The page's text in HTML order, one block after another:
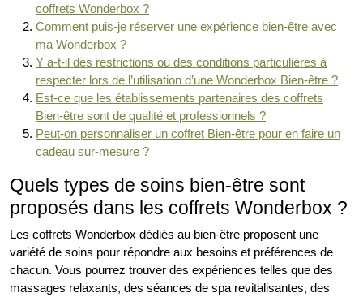
coffrets Wonderbox ?
Comment puis-je réserver une expérience bien-être avec
ma Wonderbox ?
Y a-t-il des restrictions ou des conditions particulières à
respecter lors de l’utilisation d’une Wonderbox Bien-être ?
Est-ce que les établissements partenaires des coffrets
Bien-être sont de qualité et professionnels ?
Peut-on personnaliser un coffret Bien-être pour en faire un
cadeau sur-mesure ?
Quels types de soins bien-être sont
proposés dans les coffrets Wonderbox ?
Les coffrets Wonderbox dédiés au bien-être proposent une
variété de soins pour répondre aux besoins et préférences de
chacun. Vous pourrez trouver des expériences telles que des
massages relaxants, des séances de spa revitalisantes, des